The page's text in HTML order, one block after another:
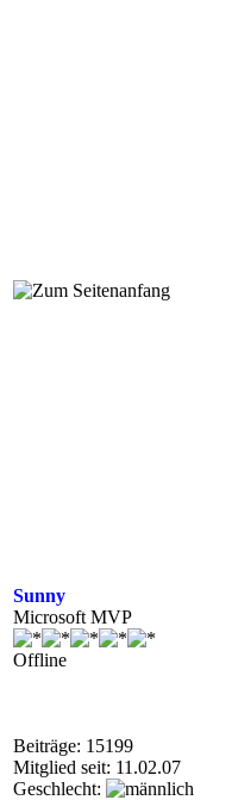
Sunny
Microsoft MVP
Offline
Beiträge: 15199
Mitglied seit: 11.02.07
Geschlecht: